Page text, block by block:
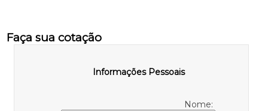
Faça sua cotação
Informações Pessoais
Nome: